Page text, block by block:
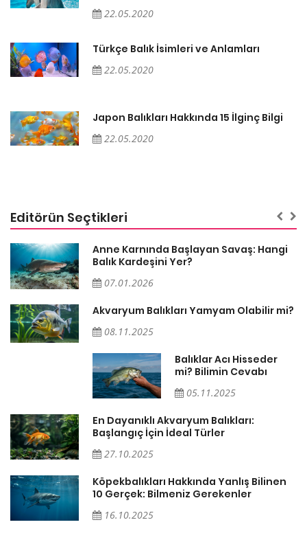
22.05.2020
Türkçe Balık İsimleri ve Anlamları
22.05.2020
Japon Balıkları Hakkında 15 İlginç Bilgi
22.05.2020
Editörün Seçtikleri
Anne Karnında Başlayan Savaş: Hangi
Balık Kardeşini Yer?
07.01.2026
Akvaryum Balıkları Yamyam Olabilir mi?
08.11.2025
Balıklar Acı Hisseder
mi? Bilimin Cevabı
05.11.2025
En Dayanıklı Akvaryum Balıkları:
Başlangıç İçin İdeal Türler
27.10.2025
Köpekbalıkları Hakkında Yanlış Bilinen
10 Gerçek: Bilmeniz Gerekenler
16.10.2025